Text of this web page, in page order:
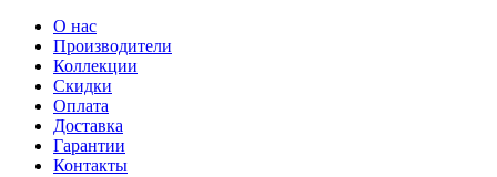
О нас
Производители
Коллекции
Скидки
Оплата
Доставка
Гарантии
Контакты